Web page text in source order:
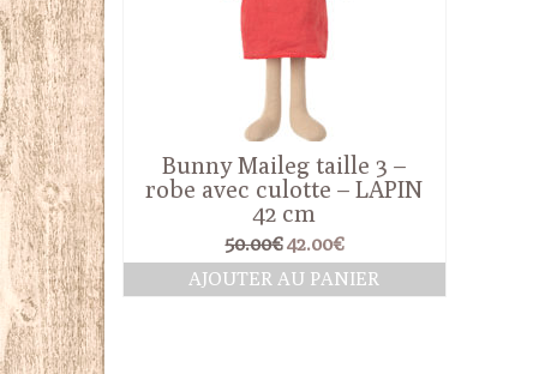
Bunny Maileg taille 3 –
robe avec culotte – LAPIN
42 cm
50.00€Le
prix
initial
42.00€Le
prix
actuel
AJOUTER AU PANIER